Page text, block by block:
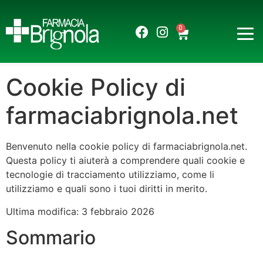
0
Cookie Policy di
farmaciabrignola.net
Benvenuto nella cookie policy di farmaciabrignola.net.
Questa policy ti aiuterà a comprendere quali cookie e
tecnologie di tracciamento utilizziamo, come li
utilizziamo e quali sono i tuoi diritti in merito.
Ultima modifica: 3 febbraio 2026
Sommario